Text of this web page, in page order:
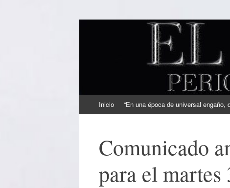
EL SINDICAL
Periodismo Inteligente
al
Inicio “En una época de universal
Comunicado
para el martes